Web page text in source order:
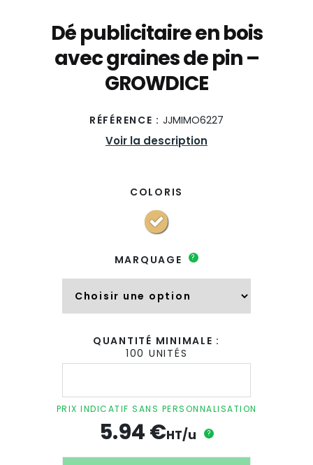
Dé publicitaire en bois
avec graines de pin –
GROWDICE
RÉFÉRENCE : JJMIMO6227
Voir la description
COLORIS
MARQUAGE ?
QUANTITÉ MINIMALE :
100 UNITÉS
quantité
publicitaire
en
PRIX INDICATIF SANS PERSONNALISATION
5.94€HT/u ?